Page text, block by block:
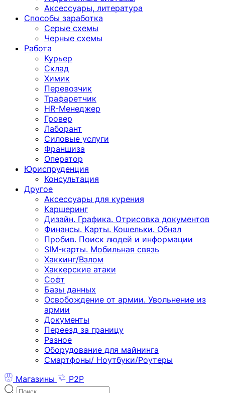
Аксессуары, литература
Способы заработка
Серые схемы
Черные схемы
Работа
Курьер
Склад
Химик
Перевозчик
Трафаретчик
HR-Менеджер
Гровер
Лаборант
Силовые услуги
Франшиза
Оператор
Юриспруденция
Консультация
Другoе
Аксессуары для курения
Каршеринг
Дизайн. Графика. Отрисовка документов
Финансы. Карты. Кошельки. Обнал
Пробив. Поиск людей и информации
SIM-карты. Мобильная связь
Хаккинг/Взлом
Хаккерские атаки
Софт
Базы данных
Освобождение от армии. Увольнение из
армии
Документы
Переезд за границу
Разное
Оборудование для майнинга
Смартфоны/ Ноутбуки/Роутеры
Магазины
P2P